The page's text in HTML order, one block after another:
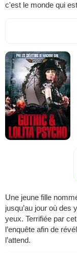
c'est le monde qui
Une jeune fille
jusqu’au jour où
yeux. Terrifiée par
l’enquête afin de
l’attend.